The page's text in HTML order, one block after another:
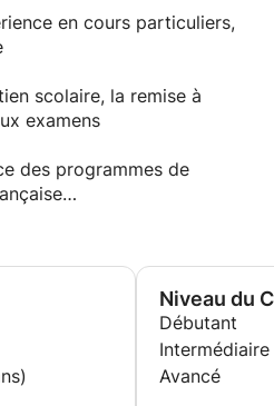
en cours particuliers,
scolaire, la remise à
examens
des programmes de
la répétition active et
Niveau du
Débutant
Intermédiaire
Avancé